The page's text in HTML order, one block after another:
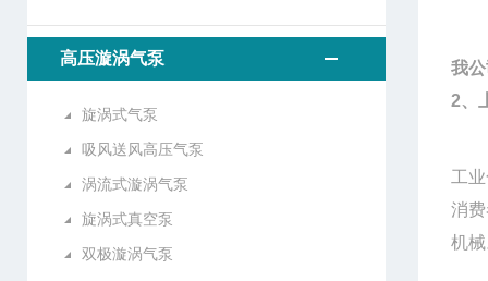
高压漩涡气泵
旋涡式气泵
吸风送风高压气泵
涡流式漩涡气泵
旋涡式真空泵
双极漩涡气泵
我
2、
工
消
机